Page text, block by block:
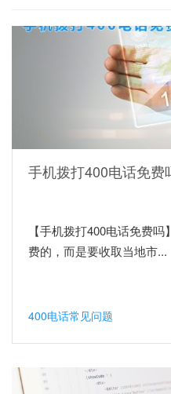
手机拨打400电话免费
【手机拨打400电话免费
费的，而是要收取当地市...
400电话常见问题